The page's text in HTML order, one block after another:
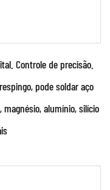
Controle de precisão.
pode soldar aço
alumínio, silício